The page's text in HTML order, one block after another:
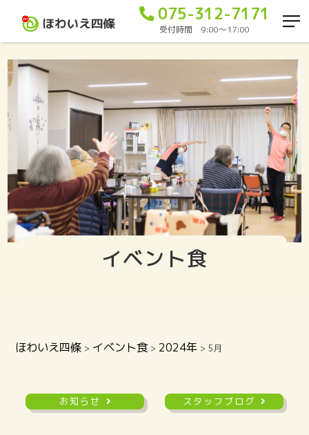
075-312-7171
受付時間 9:00〜17:00
イベント食
ほわいえ四條 > イベント食> 2024年 >5月
お知らせ スタッフブログ